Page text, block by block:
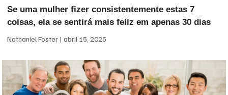
Se uma mulher fizer consistentemente estas 7
coisas, ela se sentirá mais feliz em apenas 30 dias
Nathaniel Foster abril 15, 2025